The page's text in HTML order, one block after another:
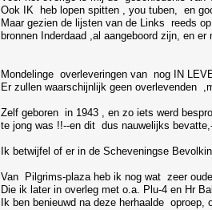
Ook IK heb lopen spitten , you tuben, en
Maar gezien de lijsten van de Links reeds
bronnen Inderdaad ,al aangeboord zijn, en
Mondelinge overleveringen van nog IN
Er zullen waarschijnlijk geen overlevenden
Zelf geboren in 1943 , en zo iets werd
te jong was !!--en dit dus nauwelijks
Ik betwijfel of er in de Scheveningse
Van Pilgrims-plaza heb ik nog wat zeer
Die ik later in overleg met o.a. Plu-4 en Hr
Ik ben benieuwd na deze herhaalde